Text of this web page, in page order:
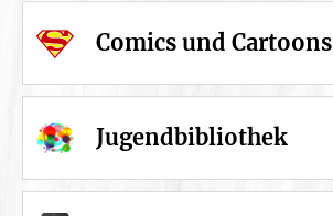
Comics und Cartoons
Jugendbibliothek